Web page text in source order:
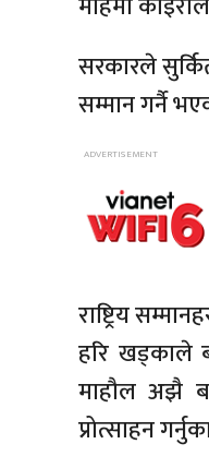
सरकारले
सम्मान गर्नै
राष्ट्रिय
हरि खड्काले
माहौल अझै
प्रोत्साहन